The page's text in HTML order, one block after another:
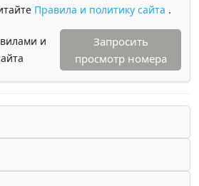
Правила и политику сайта .
и
Запросить
просмотр номера